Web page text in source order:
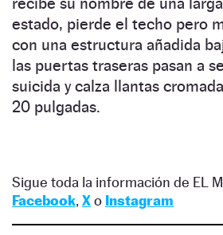
estado, pierde el techo pero
con una estructura añadida
las puertas traseras pasan a
suicida y calza llantas
20 pulgadas.
Sigue toda la información de EL
Facebook, Xo Instagram